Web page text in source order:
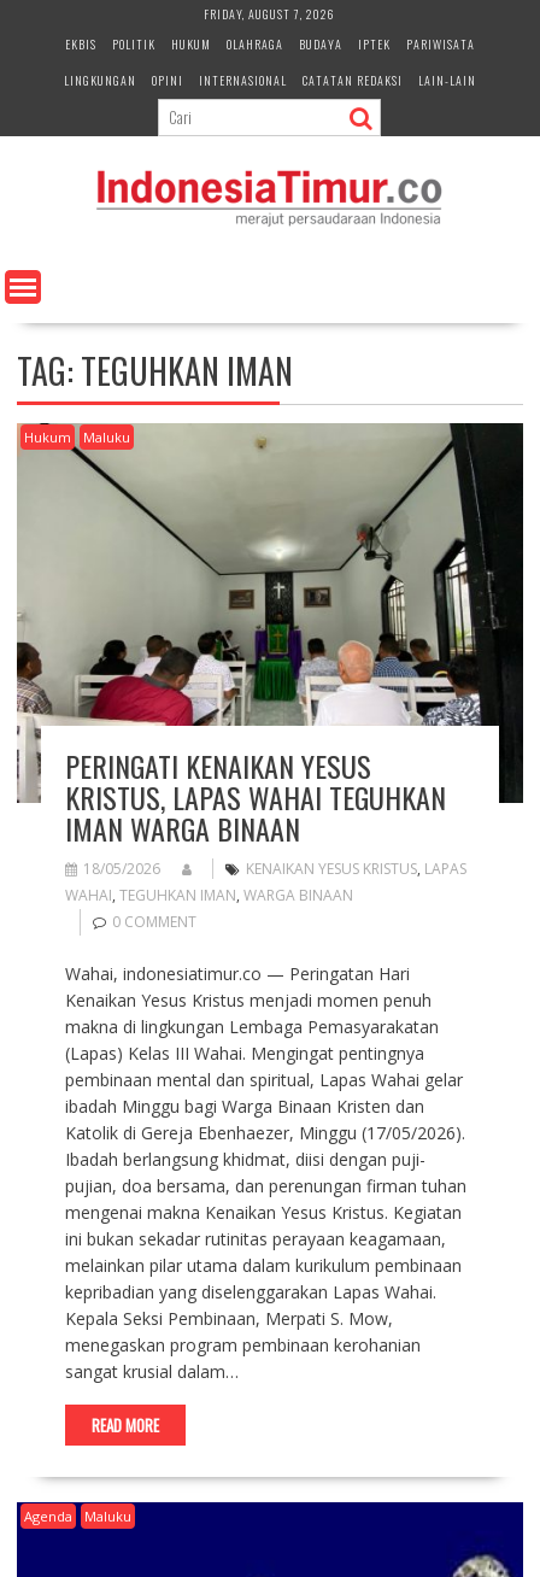
e
n
FRIDAY, AUGUST 7, 2026
EKBIS
POLITIK HUKUM OLAHRAGA BUDAYA IPTEK
PARIWISATA
LINGKUNGAN
OPINI INTERNASIONAL CATATAN REDAKSI LAIN-LAIN
TAG:TEGUHKAN IMAN
Hukum Maluku
PERINGATI KENAIKAN YESUS
KRISTUS, LAPAS WAHAI TEGUHKAN
IMAN WARGA BINAAN
18/05/2026 KENAIKAN YESUS KRISTUS, LAPAS
WAHAI, TEGUHKAN IMAN, WARGA BINAAN
0 COMMENT
Wahai, indonesiatimur.co — Peringatan Hari
Kenaikan Yesus Kristus menjadi momen penuh
makna di lingkungan Lembaga Pemasyarakatan
(Lapas) Kelas III Wahai. Mengingat pentingnya
pembinaan mental dan spiritual, Lapas Wahai gelar
ibadah Minggu bagi Warga Binaan Kristen dan
Katolik di Gereja Ebenhaezer, Minggu (17/05/2026).
Ibadah berlangsung khidmat, diisi dengan puji-
pujian, doa bersama, dan perenungan firman tuhan
mengenai makna Kenaikan Yesus Kristus. Kegiatan
ini bukan sekadar rutinitas perayaan keagamaan,
melainkan pilar utama dalam kurikulum pembinaan
kepribadian yang diselenggarakan Lapas Wahai.
Kepala Seksi Pembinaan, Merpati S. Mow,
menegaskan program pembinaan kerohanian
sangat krusial dalam…
READ MORE
Agenda Maluku